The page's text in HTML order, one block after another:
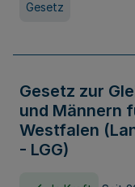
Gesetz
Gesetz zur
und Männern
Westfalen
- LGG)